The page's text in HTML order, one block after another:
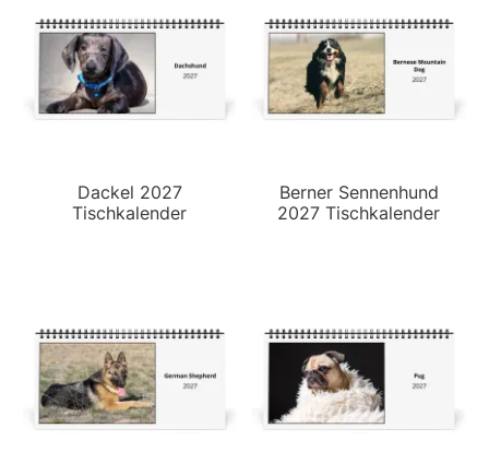
Dackel 2027
Tischkalender
Berner Sennenhund
2027 Tischkalender